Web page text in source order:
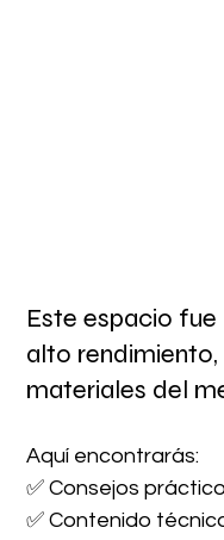
Este espacio
alto
materiales del
Aquí encontrarás:
✅ Consejos
✅ Contenido